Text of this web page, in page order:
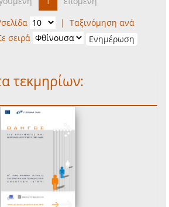
| Ταξινόμηση ανά
σειρά
τεκμηρίων: